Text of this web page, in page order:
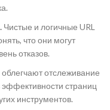
Чистые и логичные URL
что они могут
отказов.
отслеживание
страниц
инструментов.